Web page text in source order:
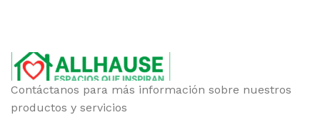
Contáctanos para más información sobre nuestros
productos y servicios